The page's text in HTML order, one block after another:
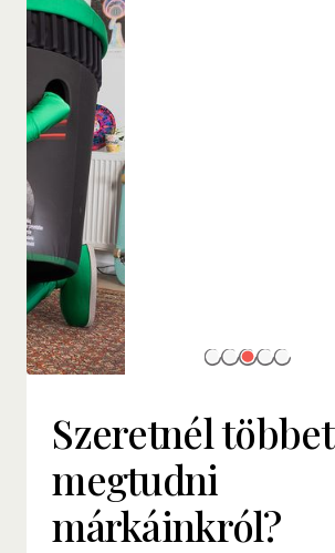
Szeretnél többet
megtudni
márkáinkról?